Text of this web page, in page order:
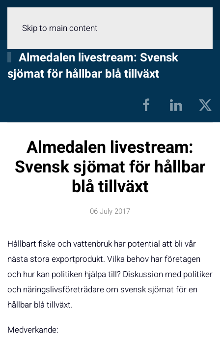
Skip to main content
Almedalen livestream: Svensk
sjömat för hållbar blå tillväxt
Almedalen livestream:
Svensk sjömat för hållbar
blå tillväxt
06 July 2017
Hållbart fiske och vattenbruk har potential att bli vår
nästa stora exportprodukt. Vilka behov har företagen
och hur kan politiken hjälpa till? Diskussion med politiker
och näringslivsföreträdare om svensk sjömat för en
hållbar blå tillväxt.
Medverkande: